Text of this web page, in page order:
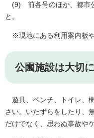
(9) 前各号のほか、都市
と。
※現地にある利用案内板や
公園施設は大切
遊具、ベンチ、トイレ、
さい。いたずらをしたり、
だけでなく、思わぬ事故や